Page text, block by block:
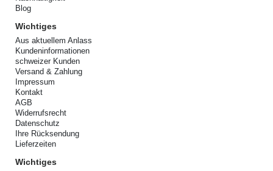
Blog
Wichtiges
Aus aktuellem Anlass
Kundeninformationen
schweizer Kunden
Versand & Zahlung
Impressum
Kontakt
AGB
Widerrufsrecht
Datenschutz
Ihre Rücksendung
Lieferzeiten
Wichtiges